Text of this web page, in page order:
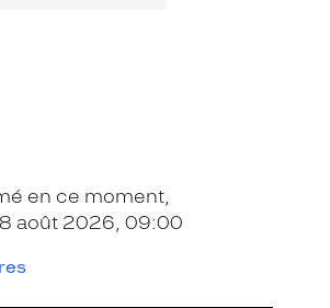
en ce moment,
août 2026, 09:00